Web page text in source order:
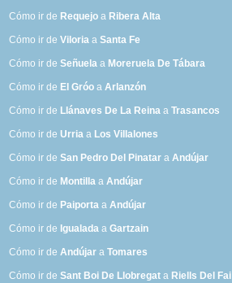
Cómo ir de Requejo a Ribera Alta
Cómo ir deViloria aSanta Fe
Cómo ir deSeñuela a Moreruela De Tábara
Cómo ir de El Gróo aArlanzón
Cómo ir de Llánaves De La Reina aTrasancos
Cómo ir deUrria a Los Villalones
Cómo ir deSan Pedro Del Pinatar aAndújar
Cómo ir de Montilla aAndújar
Cómo ir de Paiporta aAndújar
Cómo ir de Igualada aGartzain
Cómo ir deAndújar aTomares
Cómo ir deSant Boi De Llobregat a Riells Del Fai